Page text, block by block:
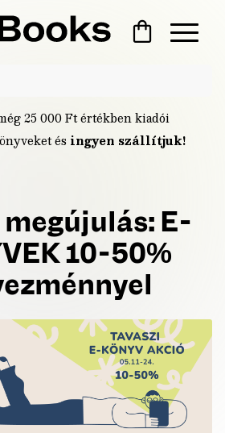
25 000Ftértékben kiadói
és ingyen szállítjuk!
megújulás: E-
10-50%